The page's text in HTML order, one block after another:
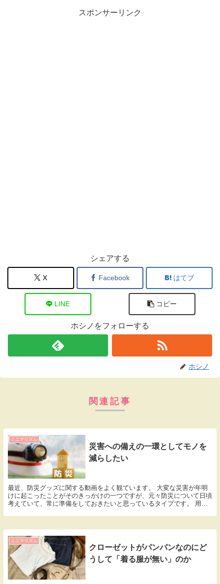
スポンサーリンク
シェアする
X Facebook はてブ
LINE コピー
ホシノをフォローする
ホシノ
関連記事
ミニマリズム
災害への備えの一環としてモノを
減らしたい
最近、防災グッズに関する動画をよく観ています。 大変な災害が年明
けに起こったことがそのきっかけの一つですが、元々防災について日頃
考えていて、常に準備をしておきたいと思っているタイプです。 用意
ミニマリズム
クローゼットがパンパンなのにど
うして「着る服が無い」のか